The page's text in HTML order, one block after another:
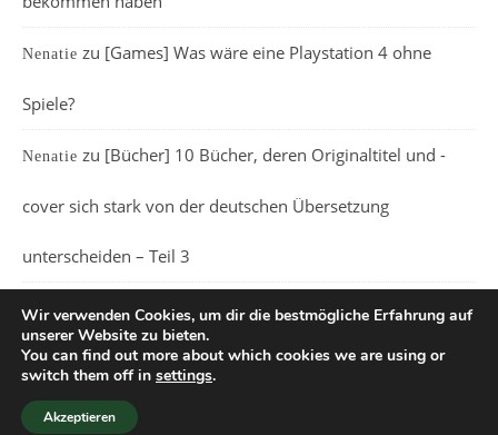
Nenatie zu [Games] Was wäre eine Playstation 4 ohne
Spiele?
Nenatie zu [Bücher] 10 Bücher, deren Originaltitel und -
cover sich stark von der deutschen Übersetzung
unterscheiden – Teil 3
Wir verwenden Cookies, um dir die bestmögliche Erfahrung auf
unserer Website zu bieten.
You can find out more about which cookies we are using or
switch them off in settings.
Akzeptieren